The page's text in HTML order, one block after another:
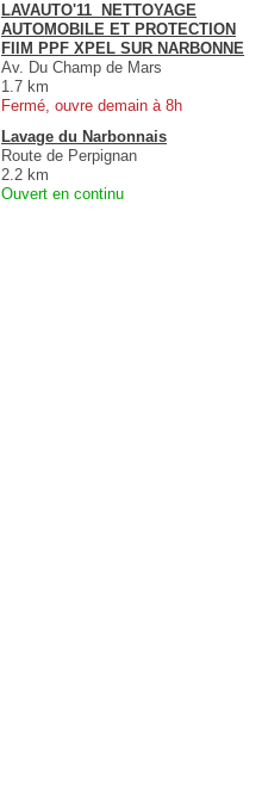
LAVAUTO'11 ️ NETTOYAGE
AUTOMOBILE ET PROTECTION
FIlM PPF XPEL SUR NARBONNE
Av. Du Champ de Mars
1.7 km
Fermé, ouvre demain à 8h
Lavage du Narbonnais
Route de Perpignan
2.2 km
Ouvert en continu